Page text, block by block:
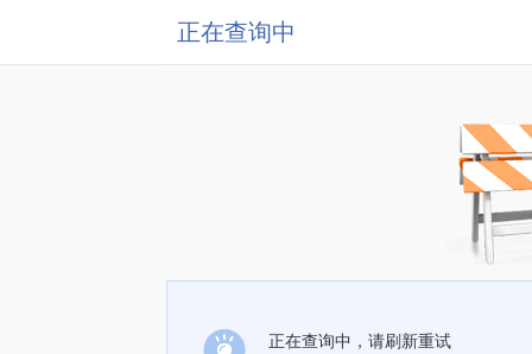
正在查询中
正在查询中，请刷新重试